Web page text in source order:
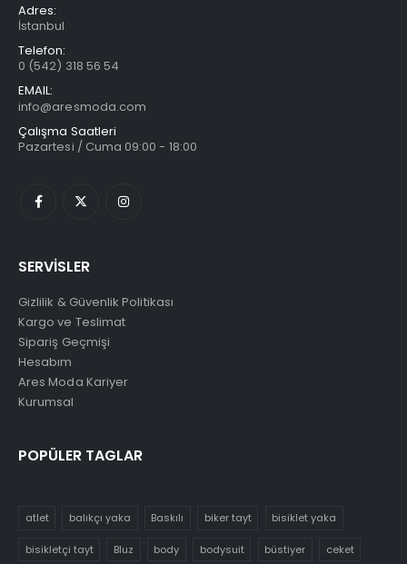
Adres:
İstanbul
Telefon:
0 (542) 318 56 54
EMAIL:
info@aresmoda.com
Çalışma Saatleri
Pazartesi / Cuma 09:00 - 18:00
SERVİSLER
Gizlilik & Güvenlik Politikası
Kargo ve Teslimat
Sipariş Geçmişi
Hesabım
Ares Moda Kariyer
Kurumsal
POPÜLER TAGLAR
atlet balıkçı yaka Baskılı biker tayt bisiklet yaka
bisikletçi tayt Bluz body bodysuit büstiyer ceket